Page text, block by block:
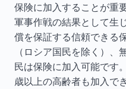
保険に加入することが重
軍事作戦の結果として生
償を保証する信頼できる
（ロシア国民を除く）
民は保険に加入可能です
歳以上の高齢者も加入で